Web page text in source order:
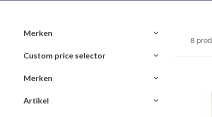
Merken
Custom price selector
Merken
Artikel
8